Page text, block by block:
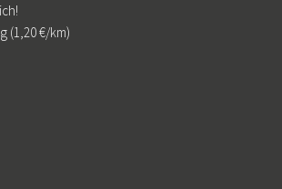
(1,20 €/km)